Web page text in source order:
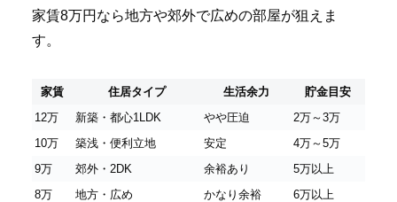
家賃8万円なら地方や郊外で広めの部屋が狙えま
す。
家賃 住居タイプ 生活余力
貯金目安
12万
新築・都心1LDK やや圧迫
2万～3万
10万
築浅・便利立地 安定
4万～5万
9万
郊外・2DK 余裕あり
5万以上
8万
地方・広め かなり余裕 6万以上